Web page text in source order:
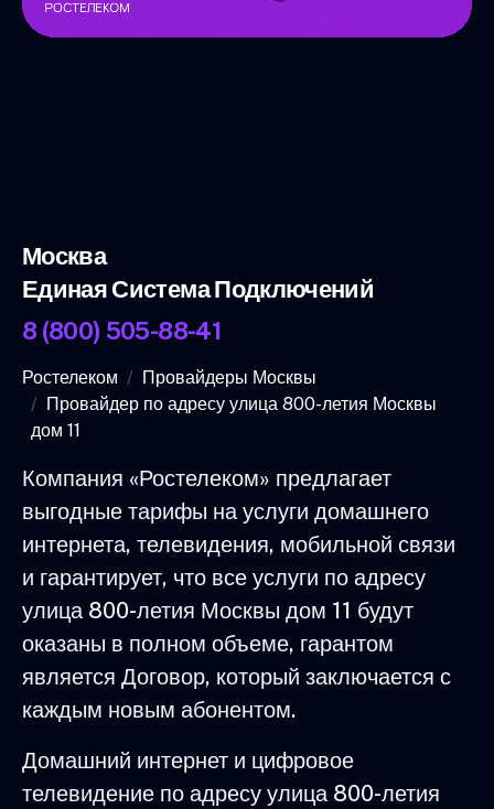
Москва
Единая Система Подключений
8 (800) 505-88-41
Ростелеком
Провайдеры Москвы
Провайдер по адресу улица 800-летия Москвы
дом 11
Компания «Ростелеком» предлагает
выгодные тарифы на услуги домашнего
интернета, телевидения, мобильной связи
и гарантирует, что все услуги по адресу
улица 800-летия Москвы дом 11 будут
оказаны в полном объеме, гарантом
является Договор, который заключается с
каждым новым абонентом.
Домашний интернет и цифровое
телевидение по адресу улица 800-летия